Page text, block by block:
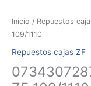
Inicio / Repuestos
109/1110
Repuestos cajas ZF